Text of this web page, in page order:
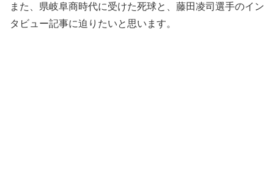
また、県岐阜商時代に受けた死球と、藤田凌司選手のイン
タビュー記事に迫りたいと思います。